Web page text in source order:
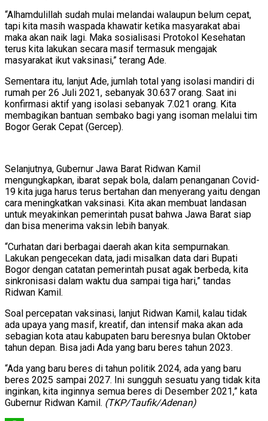
“Alhamdulillah sudah mulai melandai walaupun belum cepat,
tapi kita masih waspada khawatir ketika masyarakat abai
maka akan naik lagi. Maka sosialisasi Protokol Kesehatan
terus kita lakukan secara masif termasuk mengajak
masyarakat ikut vaksinasi,” terang Ade.
Sementara itu, lanjut Ade, jumlah total yang isolasi mandiri di
rumah per 26 Juli 2021, sebanyak 30.637 orang. Saat ini
konfirmasi aktif yang isolasi sebanyak 7.021 orang. Kita
membagikan bantuan sembako bagi yang isoman melalui tim
Bogor Gerak Cepat (Gercep).
Selanjutnya, Gubernur Jawa Barat Ridwan Kamil
mengungkapkan, ibarat sepak bola, dalam penanganan Covid-
19 kita juga harus terus bertahan dan menyerang yaitu dengan
cara meningkatkan vaksinasi. Kita akan membuat landasan
untuk meyakinkan pemerintah pusat bahwa Jawa Barat siap
dan bisa menerima vaksin lebih banyak.
“Curhatan dari berbagai daerah akan kita sempurnakan.
Lakukan pengecekan data, jadi misalkan data dari Bupati
Bogor dengan catatan pemerintah pusat agak berbeda, kita
sinkronisasi dalam waktu dua sampai tiga hari,” tandas
Ridwan Kamil.
Soal percepatan vaksinasi, lanjut Ridwan Kamil, kalau tidak
ada upaya yang masif, kreatif, dan intensif maka akan ada
sebagian kota atau kabupaten baru beresnya bulan Oktober
tahun depan. Bisa jadi Ada yang baru beres tahun 2023.
“Ada yang baru beres di tahun politik 2024, ada yang baru
beres 2025 sampai 2027. Ini sungguh sesuatu yang tidak kita
inginkan, kita inginnya semua beres di Desember 2021,” kata
Gubernur Ridwan Kamil. (TKP/Taufik/Adenan)